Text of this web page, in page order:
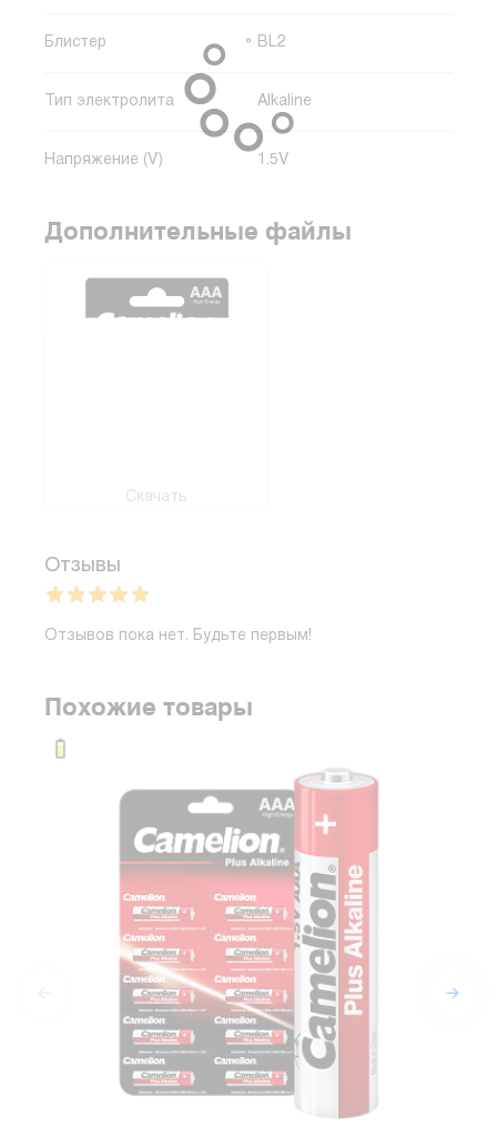
Блистер BL2
Тип электролита Alkaline
Напряжение (V) 1.5V
Дополнительные файлы
Скачать
Отзывы
Отзывов пока нет. Будьте первым!
Похожие товары